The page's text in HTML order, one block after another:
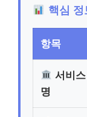
핵심 정
항목
서비스
명